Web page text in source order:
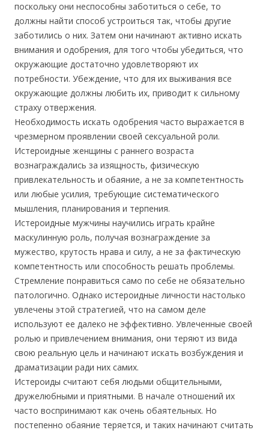
поскольку они неспособны заботиться о себе, то
должны найти способ устроиться так, чтобы другие
заботились о них. Затем они начинают активно искать
внимания и одобрения, для того чтобы убедиться, что
окружающие достаточно удовлетворяют их
потребности. Убеждение, что для их выживания все
окружающие должны любить их, приводит к сильному
страху отвержения.
Необходимость искать одобрения часто выражается в
чрезмерном проявлении своей сексуальной роли.
Истероидные женщины с раннего возраста
вознаграждались за изящность, физическую
привлекательность и обаяние, а не за компетентность
или любые усилия, требующие систематического
мышления, планирования и терпения.
Истероидные мужчины научились играть крайне
маскулинную роль, получая вознаграждение за
мужество, крутость нрава и силу, а не за фактическую
компетентность или способность решать проблемы.
Стремление понравиться само по себе не обязательно
патологично. Однако истероидные личности настолько
увлечены этой стратегией, что на самом деле
используют ее далеко не эффективно. Увлеченные своей
ролью и привлечением внимания, они теряют из вида
свою реальную цель и начинают искать возбуждения и
драматизации ради них самих.
Истероиды считают себя людьми общительными,
дружелюбными и приятными. В начале отношений их
часто воспринимают как очень обаятельных. Но
постепенно обаяние теряется, и таких начинают считать